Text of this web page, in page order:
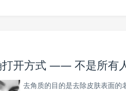
打开方式 —— 不是所有
去角质的目的是去除皮肤表面的